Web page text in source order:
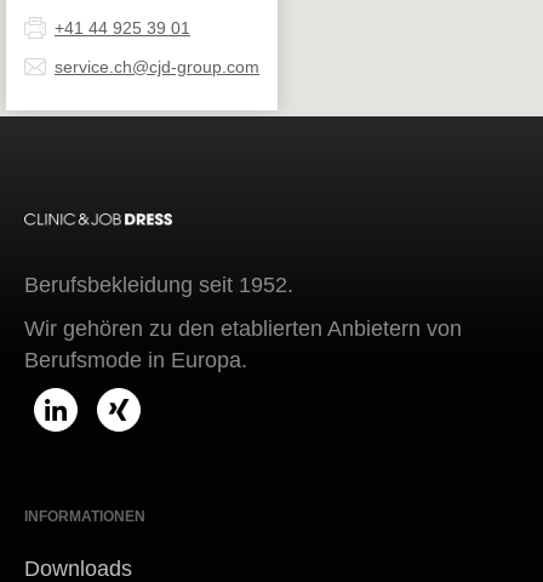
+41 44 925 39 01
service.ch@cjd-group.com
Berufsbekleidung seit 1952.
Wir gehören zu den etablierten Anbietern von
Berufsmode in Europa.
INFORMATIONEN
Downloads